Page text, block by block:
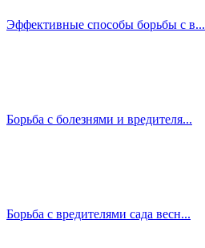
Эффективные способы борьбы с в...
Борьба с болезнями и вредителя...
Борьба с вредителями сада весн...